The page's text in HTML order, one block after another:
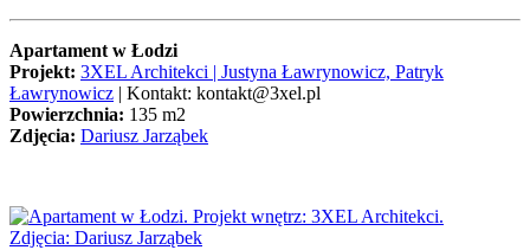
Apartament w Łodzi
Projekt: 3XEL Architekci | Justyna Ławrynowicz, Patryk
Ławrynowicz | Kontakt: kontakt@3xel.pl
Powierzchnia: 135 m2
Zdjęcia: Dariusz Jarząbek